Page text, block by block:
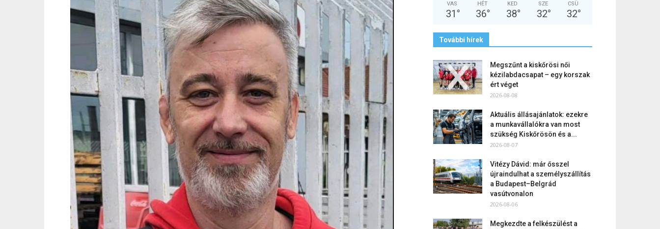
VAS
31 °
HÉT
36°
KED
38°
SZE
32°
CSÜ
32°
További hírek
Megszűnt a kiskőrösi női
kézilabdacsapat – egy korszak
ért véget
2026-08-08
Aktuális állásajánlatok: ezekre
a munkavállalókra van most
szükség Kiskőrösön és a...
2026-08-07
Vitézy Dávid: már ősszel
újraindulhat a személyszállítás
a Budapest–Belgrád
vasútvonalon
2026-08-06
Megkezdte a felkészülést a